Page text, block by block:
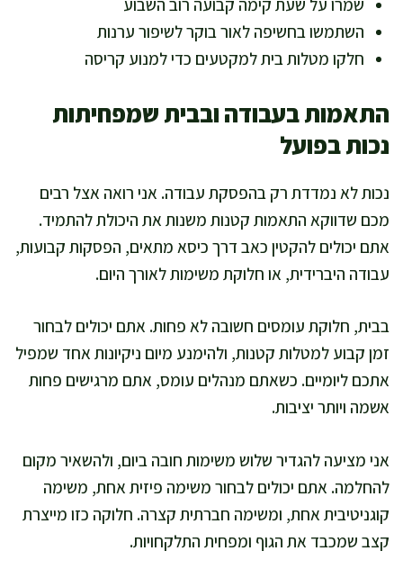
שמרו על שעת קימה קבועה רוב השבוע
השתמשו בחשיפה לאור בוקר לשיפור ערנות
חלקו מטלות בית למקטעים כדי למנוע קריסה
התאמות בעבודה ובבית שמפחיתות
נכות בפועל
נכות לא נמדדת רק בהפסקת עבודה. אני רואה אצל רבים
מכם שדווקא התאמות קטנות משנות את היכולת להתמיד.
אתם יכולים להקטין כאב דרך כיסא מתאים, הפסקות קבועות,
עבודה היברידית, או חלוקת משימות לאורך היום.
בבית, חלוקת עומסים חשובה לא פחות. אתם יכולים לבחור
זמן קבוע למטלות קטנות, ולהימנע מיום ניקיונות אחד שמפיל
אתכם ליומיים. כשאתם מנהלים עומס, אתם מרגישים פחות
אשמה ויותר יציבות.
אני מציעה להגדיר שלוש משימות חובה ביום, ולהשאיר מקום
להחלמה. אתם יכולים לבחור משימה פיזית אחת, משימה
קוגניטיבית אחת, ומשימה חברתית קצרה. חלוקה כזו מייצרת
קצב שמכבד את הגוף ומפחית התלקחויות.